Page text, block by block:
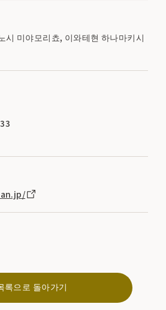
시 미야모리쵸, 이와테현 하나마키시
록으로 돌아가기